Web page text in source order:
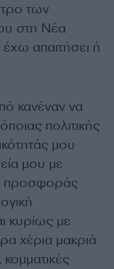
των
στη Νέα
απαιτήσει ή
κανέναν να
πολιτικής
μου
μου με
προσφοράς
κυρίως με
χέρια μακριά